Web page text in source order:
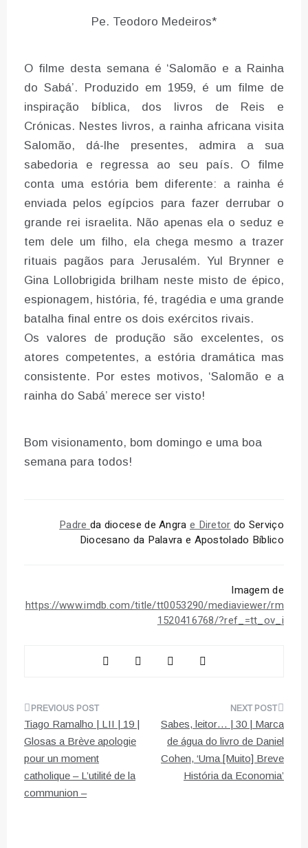
Pe. Teodoro Medeiros*
O filme desta semana é ‘Salomão e a Rainha
do Sabá’. Produzido em 1959, é um filme de
inspiração bíblica, dos livros de Reis e
Crónicas. Nestes livros, a rainha africana visita
Salomão, dá-lhe presentes, admira a sua
sabedoria e regressa ao seu país. O filme
conta uma estória bem diferente: a rainha é
enviada pelos egípcios para fazer derrubar o
grande rei israelita. Não apenas ela o seduz e
tem dele um filho, ela chega mesmo a trazer
rituais pagãos para Jerusalém. Yul Brynner e
Gina Lollobrigida brilham neste misto de épico,
espionagem, história, fé, tragédia e uma grande
batalha final entre os dois exércitos rivais.
Os valores de produção são excelentes, os
atores competentes, a estória dramática mas
consistente. Por estes motivos, ‘Salomão e a
rainha do Sabá’ merece ser visto!
Bom visionamento, bom domingo e uma boa
semana para todos!
Padre da diocese de Angra e Diretor do Serviço
Diocesano da Palavra e Apostolado Bíblico
Imagem de
https://www.imdb.com/title/tt0053290/mediaviewer/rm
1520416768/?ref_=tt_ov_i
Navegação
de
artigos
Tiago Ramalho | LII | 19 |
Glosas a Brève apologie
pour un moment
catholique – L’utilité de la
communion –
Sabes, leitor… | 30 | Marca
de água do livro de Daniel
Cohen, ‘Uma [Muito] Breve
História da Economia’